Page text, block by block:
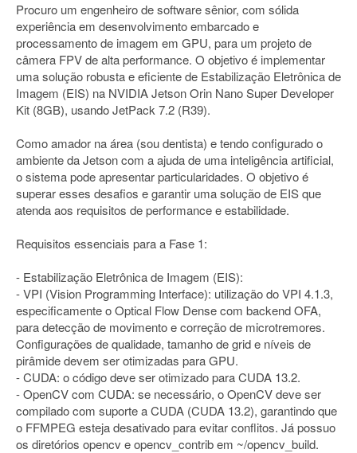
Procuro um engenheiro de software sênior, com sólida
experiência em desenvolvimento embarcado e
processamento de imagem em GPU, para um projeto de
câmera FPV de alta performance. O objetivo é implementar
uma solução robusta e eficiente de Estabilização Eletrônica de
Imagem (EIS) na NVIDIA Jetson Orin Nano Super Developer
Kit (8GB), usando JetPack 7.2 (R39).
Como amador na área (sou dentista) e tendo configurado o
ambiente da Jetson com a ajuda de uma inteligência artificial,
o sistema pode apresentar particularidades. O objetivo é
superar esses desafios e garantir uma solução de EIS que
atenda aos requisitos de performance e estabilidade.
Requisitos essenciais para a Fase 1:
- Estabilização Eletrônica de Imagem (EIS):
- VPI (Vision Programming Interface): utilização do VPI 4.1.3,
especificamente o Optical Flow Dense com backend OFA,
para detecção de movimento e correção de microtremores.
Configurações de qualidade, tamanho de grid e níveis de
pirâmide devem ser otimizadas para GPU.
- CUDA: o código deve ser otimizado para CUDA 13.2.
- OpenCV com CUDA: se necessário, o OpenCV deve ser
compilado com suporte a CUDA (CUDA 13.2), garantindo que
o FFMPEG esteja desativado para evitar conflitos. Já possuo
os diretórios opencv e opencv_contrib em ~/opencv_build.